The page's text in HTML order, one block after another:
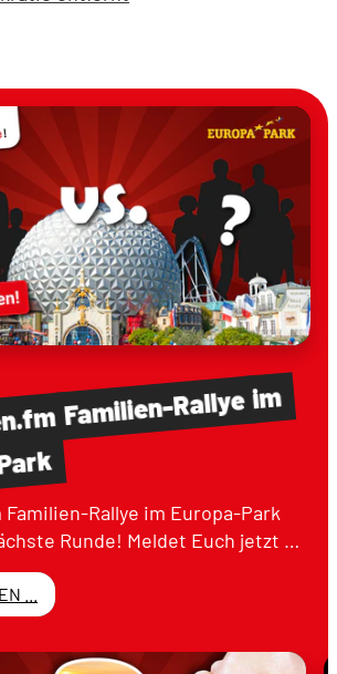
Familien-Rallyeim
Familien-Rallye im Europa-Park
Runde! Meldet Euch jetzt …
...